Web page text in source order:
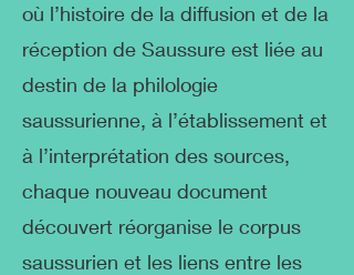
où l’histoire de la diffusion et de la
réception de Saussure est liée au
destin de la philologie
saussurienne, à l’établissement et
à l’interprétation des sources,
chaque nouveau document
découvert réorganise le corpus
saussurien et les liens entre les